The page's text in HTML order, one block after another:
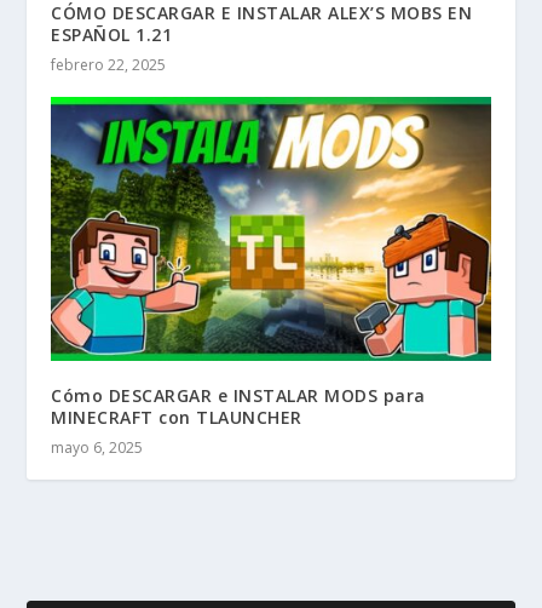
CÓMO DESCARGAR E INSTALAR ALEX’S MOBS EN
ESPAÑOL 1.21
febrero 22, 2025
Cómo DESCARGAR e INSTALAR MODS para
MINECRAFT con TLAUNCHER
mayo 6, 2025